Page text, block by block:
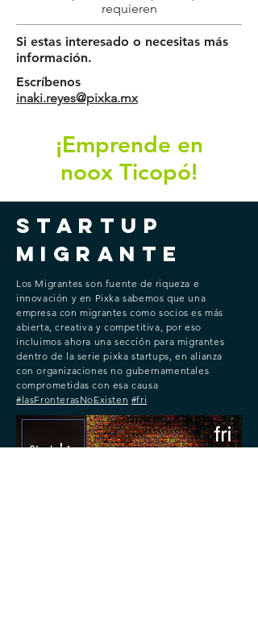
requieren
Si estas interesado o necesitas más
información.
Escríbenos
inaki.reyes@pixka.mx
¡Emprende en
noox Ticopó!
Startup
Migrante
Los Migrantes son fuente de riqueza e
innovación y en Pixka sabemos que una
empresa con migrantes como socios es más
abierta, creativa y competitiva, por eso
incluimos ahora una sección para migrantes
dentro de la serie pixka startups, en alianza
con organizaciones no gubernamentales
comprometidas con esa causa
#lasFronterasNoExisten #fri